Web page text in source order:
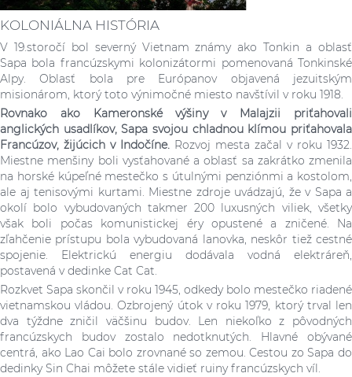
KOLONIÁLNA HISTÓRIA
V 19.storočí bol severný Vietnam známy ako Tonkin a oblasť
Sapa bola francúzskymi kolonizátormi pomenovaná Tonkinské
Alpy. Oblasť bola pre Európanov objavená jezuitským
misionárom, ktorý toto výnimočné miesto navštívil v roku 1918.
Rovnako ako Kameronské výšiny v Malajzii priťahovali
anglických usadlíkov, Sapa svojou chladnou klímou priťahovala
Francúzov, žijúcich v Indočíne. Rozvoj mesta začal v roku 1932.
Miestne menšiny boli vysťahované a oblasť sa zakrátko zmenila
na horské kúpeľné mestečko s útulnými penziónmi a kostolom,
ale aj tenisovými kurtami. Miestne zdroje uvádzajú, že v Sapa a
okolí bolo vybudovaných takmer 200 luxusných viliek, všetky
však boli počas komunistickej éry opustené a zničené. Na
zľahčenie prístupu bola vybudovaná lanovka, neskôr tiež cestné
spojenie. Elektrickú energiu dodávala vodná elektráreň,
postavená v dedinke Cat Cat.
Rozkvet Sapa skončil v roku 1945, odkedy bolo mestečko riadené
vietnamskou vládou. Ozbrojený útok v roku 1979, ktorý trval len
dva týždne zničil väčšinu budov. Len niekoľko z pôvodných
francúzskych budov zostalo nedotknutých. Hlavné obývané
centrá, ako Lao Cai bolo zrovnané so zemou. Cestou zo Sapa do
dedinky Sin Chai môžete stále vidieť ruiny francúzskych víl.